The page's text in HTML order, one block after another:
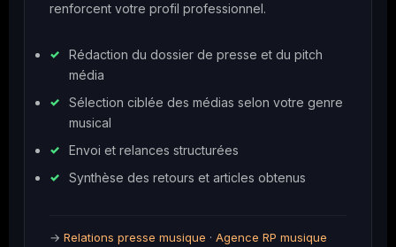
renforcent votre profil professionnel.
Rédaction du dossier de presse et du pitch
média
Sélection ciblée des médias selon votre genre
musical
Envoi et relances structurées
Synthèse des retours et articles obtenus
→Relations presse musique ·Agence RP musique